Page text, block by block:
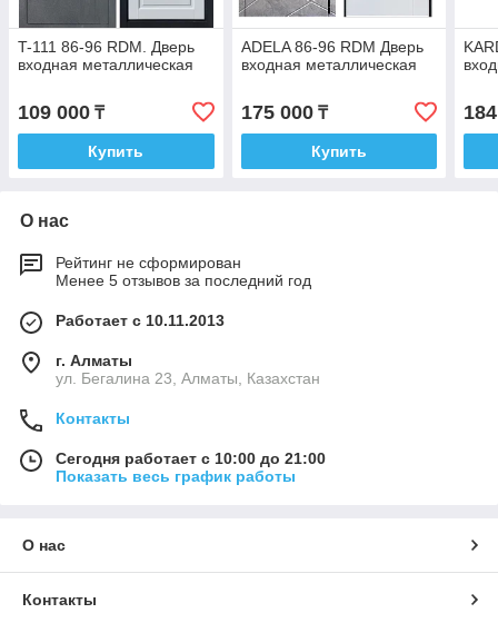
T-111 86-96 RDM. Дверь
входная металлическая
109 000 ₸
Купить
ADELA 86-96 RDM Дверь
входная металлическая
175 000₸
Купить
О нас
Рейтинг не сформирован
Менее 5 отзывов за последний год
Работает с 10.11.2013
г. Алматы
ул. Бегалина 23, Алматы, Казахстан
Контакты
Сегодня работает с 10:00 до 21:00
Показать весь график работы
О нас
Контакты